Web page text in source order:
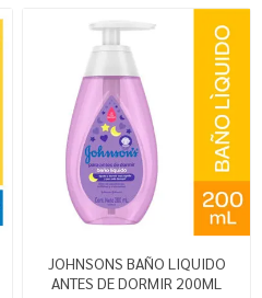
JOHNSONS BAÑO LIQUIDO
ANTES DE DORMIR 200ML